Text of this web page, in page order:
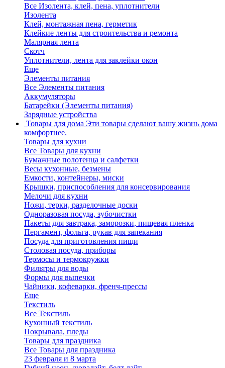
Все Изолента, клей, пена, уплотнители
Изолента
Клей, монтажная пена, герметик
Клейкие ленты для строительства и ремонта
Малярная лента
Скотч
Уплотнители, лента для заклейки окон
Еще
Элементы питания
Все Элементы питания
Аккумуляторы
Батарейки (Элементы питания)
Зарядные устройства
Товары для дома Эти товары сделают вашу жизнь дома
комфортнее.
Товары для кухни
Все Товары для кухни
Бумажные полотенца и салфетки
Весы кухонные, безмены
Емкости, контейнеры, миски
Крышки, приспособления для консервирования
Мелочи для кухни
Ножи, терки, разделочные доски
Одноразовая посуда, зубочистки
Пакеты для завтрака, заморозки, пищевая пленка
Пергамент, фольга, рукав для запекания
Посуда для приготовления пищи
Столовая посуда, приборы
Термосы и термокружки
Фильтры для воды
Формы для выпечки
Чайники, кофеварки, френч-прессы
Еще
Текстиль
Все Текстиль
Кухонный текстиль
Покрывала, пледы
Товары для праздника
Все Товары для праздника
23 февраля и 8 марта